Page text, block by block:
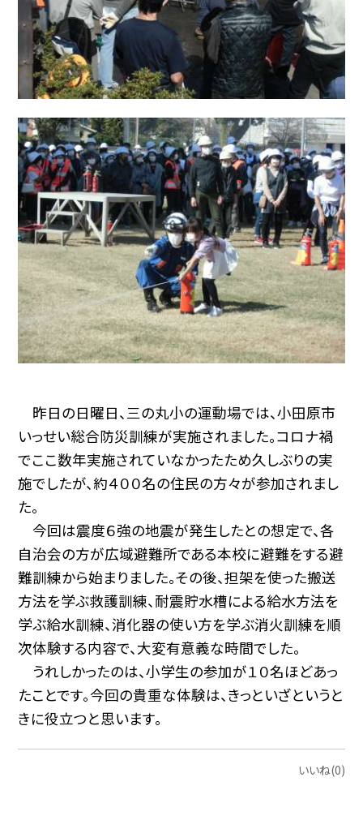
昨日の日曜日、三の丸小の運動場では、小田原市
いっせい総合防災訓練が実施されました。コロナ禍
でここ数年実施されていなかったため久しぶりの実
施でしたが、約４００名の住民の方々が参加されまし
た。
今回は震度６強の地震が発生したとの想定で、各
自治会の方が広域避難所である本校に避難をする避
難訓練から始まりました。その後、担架を使った搬送
方法を学ぶ救護訓練、耐震貯水槽による給水方法を
学ぶ給水訓練、消化器の使い方を学ぶ消火訓練を順
次体験する内容で、大変有意義な時間でした。
うれしかったのは、小学生の参加が１０名ほどあっ
たことです。今回の貴重な体験は、きっといざというと
きに役立つと思います。
いいね(0)